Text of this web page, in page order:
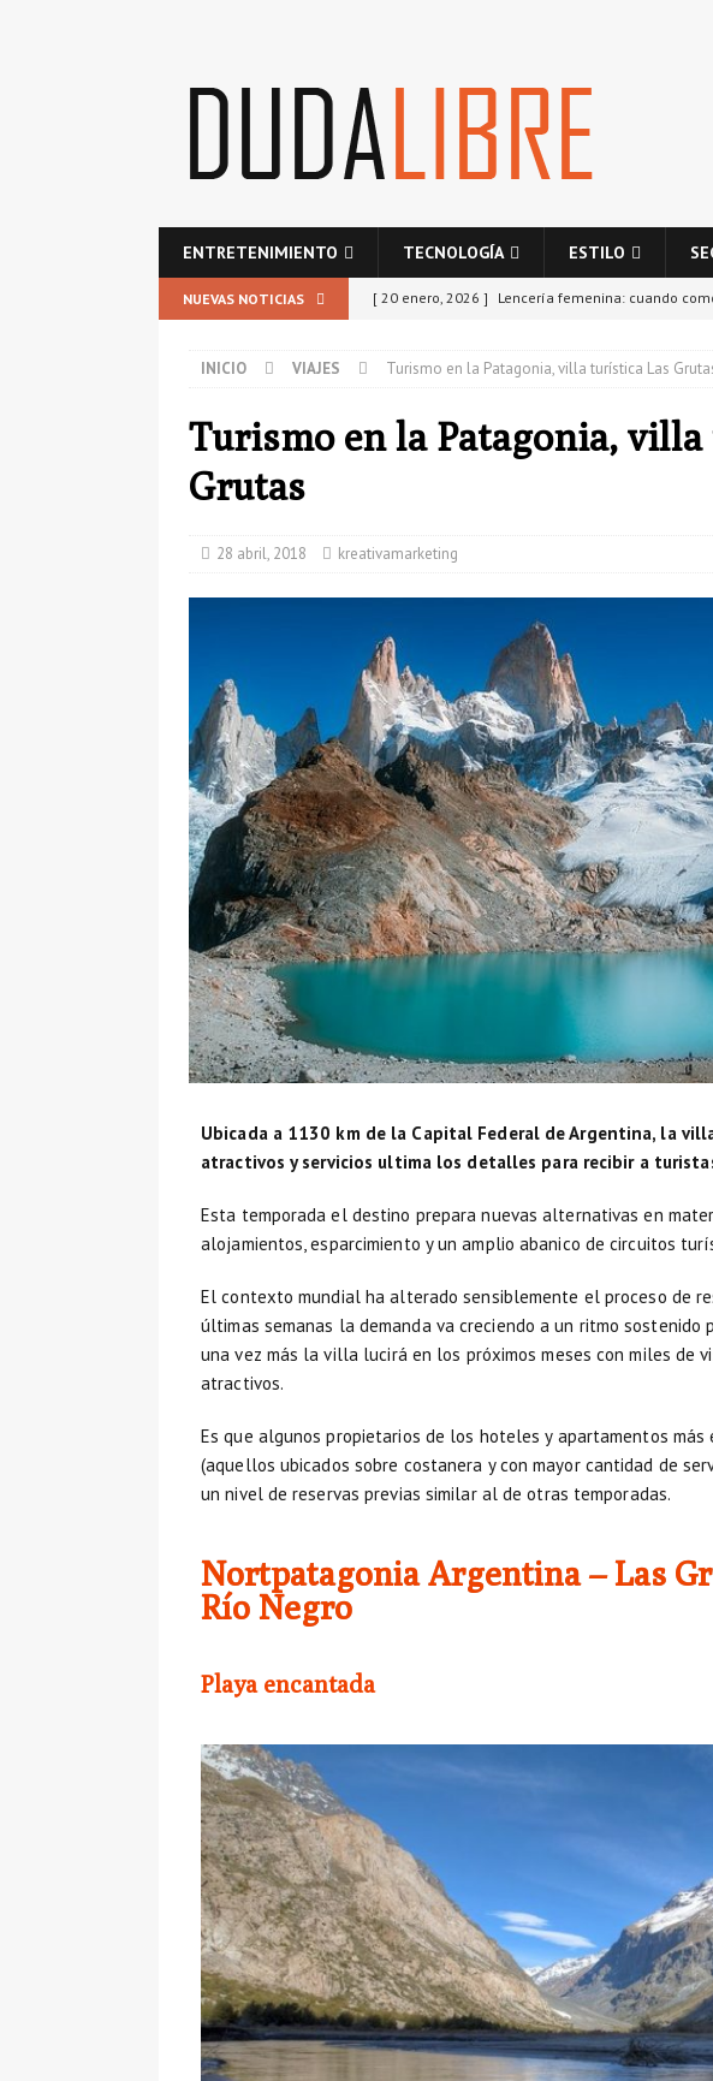
ENTRETENIMIENTO TECNOLOGÍA ESTILO
NUEVAS NOTICIAS [ 20 enero, 2026 ] Lencería femenina: cuando
[ 21 octubre, 2025 ] Responsabilidad civil entre
comunidad? SEGUROS
[ 25 septiembre, 2025 ] La nube como motor de
[ 24 marzo, 2025 ]
INICIO VIAJES Turismo en la Patagonia, villa turística Las
Turismo en la Patagonia,
Grutas
28 abril, 2018 kreativamarketing
Ubicada a 1130 km de la Capital Federal de Argentina, la
atractivos y servicios ultima los detalles para recibir a
Esta temporada el destino prepara nuevas alternativas en
alojamientos, esparcimiento y un amplio abanico de circuitos
El contexto mundial ha alterado sensiblemente el proceso de
últimas semanas la demanda va creciendo a un ritmo
una vez más la villa lucirá en los próximos meses con miles de
atractivos.
Es que algunos propietarios de los hoteles y apartamentos más
(aquellos ubicados sobre costanera y con mayor cantidad de
un nivel de reservas previas similar al de otras temporadas.
Nortpatagonia Argentina – Las
Río Negro
Playa encantada